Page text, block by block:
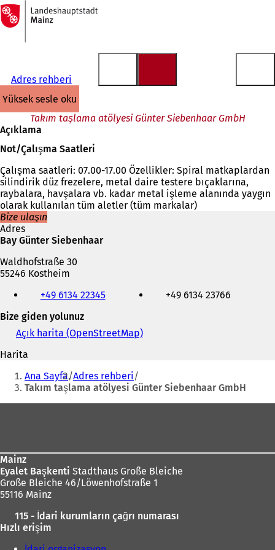
İçeriğe atla
Ana
sayfaya
Adres rehberi
yüksek sesle oku
Takım taşlama atölyesi Günter Siebenhaar GmbH
Açıklama
Not/Çalışma Saatleri
Çalışma saatleri: 07.00-17.00 Özellikler: Spiral matkaplardan
silindirik düz frezelere, metal daire testere bıçaklarına,
raybalara, havşalara vb. kadar metal işleme alanında yaygın
olarak kullanılan tüm aletler (tüm markalar)
Bize ulaşın
Adres
Bay Günter Siebenhaar
Waldhofstraße 30
55246 Kostheim
faks
ve
e-
posta
+49 6134 22345
+49 6134 23766
Bize giden yolunuz
Açık harita (OpenStreetMap)(
b
i
k
e
d
ç
Harita
Buradasınız:
Ana Sayfa Adres rehberi
Takım taşlama atölyesi Günter Siebenhaar GmbH
Mainz
Eyalet Başkenti Stadthaus Große Bleiche
Große Bleiche 46/Löwenhofstraße 1
55116 Mainz
115 - İdari kurumların çağrı numarası
Hızlı erişim